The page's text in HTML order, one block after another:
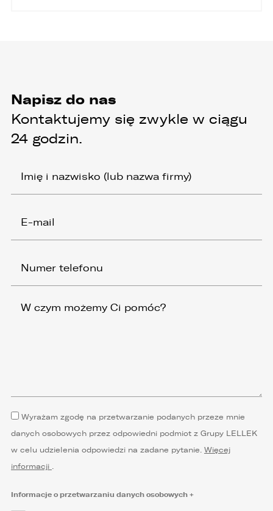
Napisz do nas
Kontaktujemy się zwykle w ciągu
24 godzin.
Wyrażam zgodę na przetwarzanie podanych przeze mnie
danych osobowych przez odpowiedni podmiot z Grupy LELLEK
w celu udzielenia odpowiedzi na zadane pytanie. Więcej
informacji .
Informacje o przetwarzaniu danych osobowych